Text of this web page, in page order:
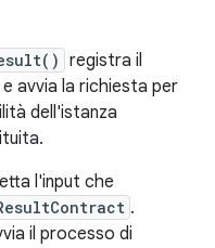
registra il
avvia la richiesta per
dell'istanza
l'input che
.
il processo di